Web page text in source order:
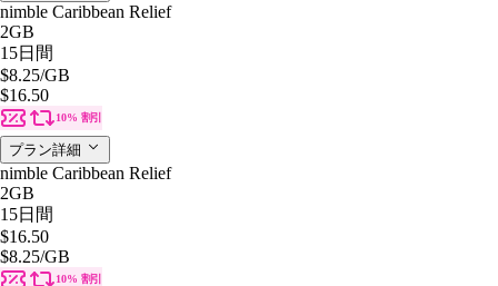
nimble Caribbean Relief
2GB
15日間
$8.25/GB
$16.50
10% 割引
プラン詳細
nimble Caribbean Relief
2GB
15日間
$16.50
$8.25/GB
10% 割引